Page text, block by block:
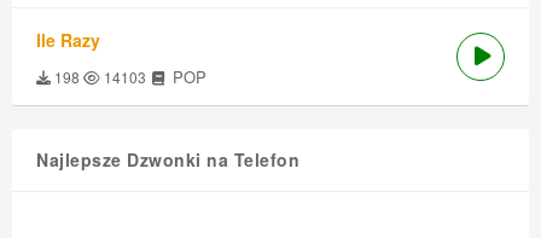
Ile Razy
198 14103 POP
Najlepsze Dzwonki na Telefon